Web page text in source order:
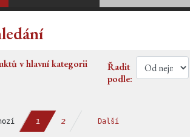
v hlavní kategorii
Řadit
podle:
1 2 Další